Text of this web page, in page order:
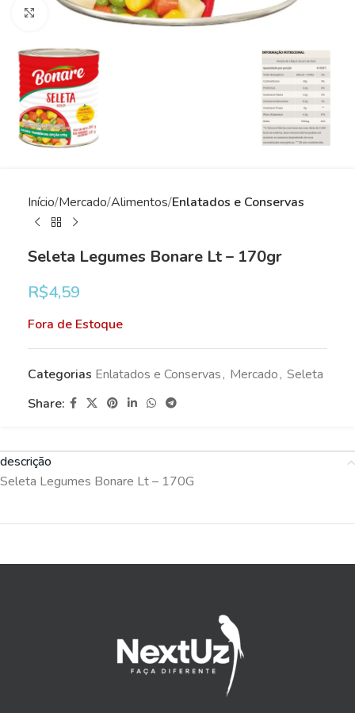
Clique para ampliar
Início Mercado Alimentos Enlatados e Conservas
Seleta Legumes Bonare Lt – 170gr
R$4,59
Fora de Estoque
Categorias Enlatados e Conservas, Mercado, Seleta
Share:
descrição
Seleta Legumes Bonare Lt – 170G